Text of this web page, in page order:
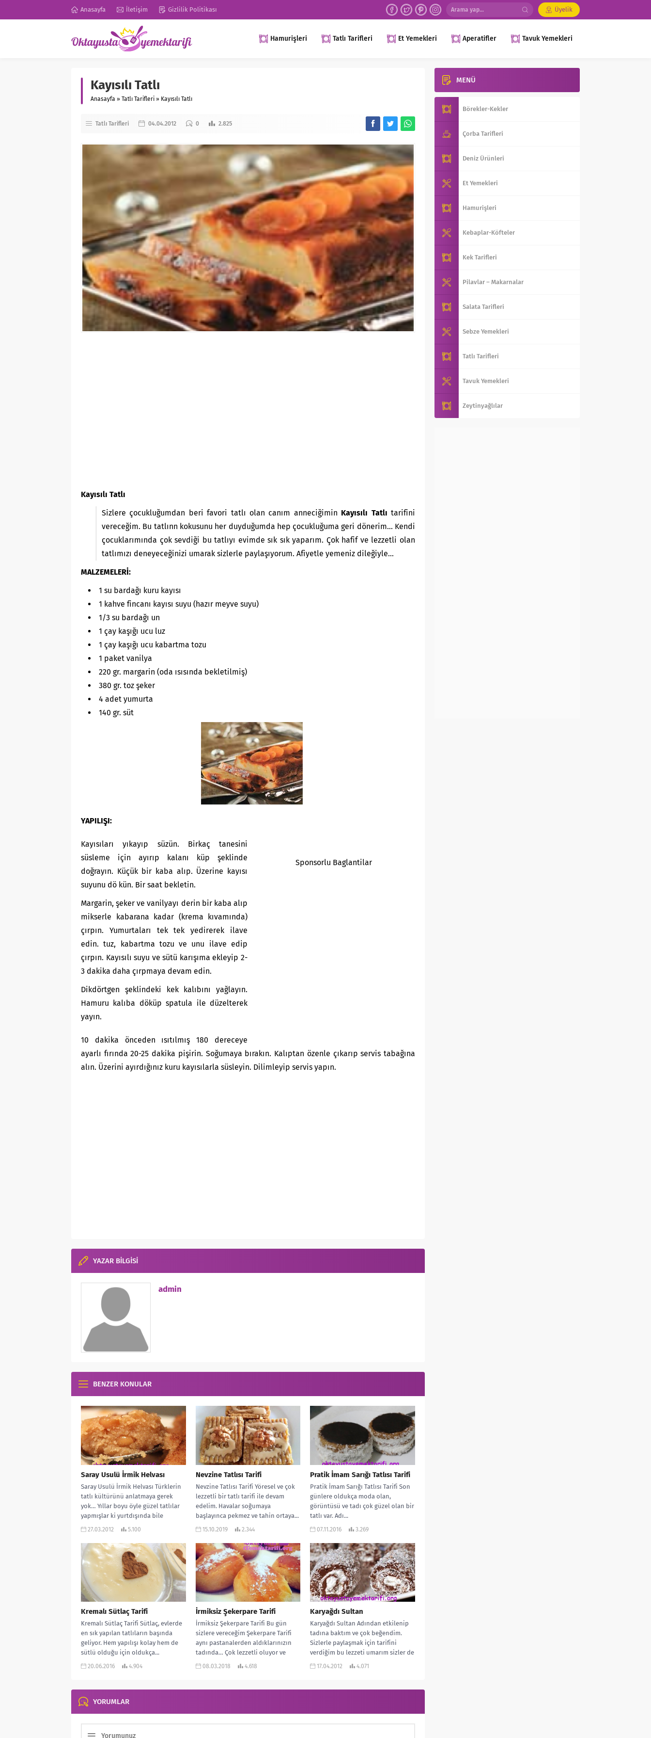
Anasayfa İletişim Gizlilik Politikası Üyelik
Hamurişleri Tatlı Tarifleri Et Yemekleri Aperatifler Tavuk Yemekleri
Kayısılı Tatlı
Anasayfa » Tatlı Tarifleri » Kayısılı Tatlı
Tatlı Tarifleri 04.04.2012 0 2.825
Kayısılı Tatlı
Sizlere çocukluğumdan beri favori tatlı olan canım anneciğimin Kayısılı Tatlı tarifini
vereceğim. Bu tatlınn kokusunu her duyduğumda hep çocukluğuma geri dönerim… Kendi
çocuklarımında çok sevdiği bu tatlıyı evimde sık sık yaparım. Çok hafif ve lezzetli olan
tatlımızı deneyeceğinizi umarak sizlerle paylaşıyorum. Afiyetle yemeniz dileğiyle…
MALZEMELERİ:
1 su bardağı kuru kayısı
1 kahve fincanı kayısı suyu (hazır meyve suyu)
1/3 su bardağı un
1 çay kaşığı ucu luz
1 çay kaşığı ucu kabartma tozu
1 paket vanilya
220 gr. margarin (oda ısısında bekletilmiş)
380 gr. toz şeker
4 adet yumurta
140 gr. süt
YAPILIŞI:
Sponsorlu Baglantilar
Kayısıları yıkayıp süzün. Birkaç tanesini
süsleme için ayırıp kalanı küp şeklinde
doğrayın. Küçük bir kaba alıp. Üzerine kayısı
suyunu dö kün. Bir saat bekletin.
Margarin, şeker ve vanilyayı derin bir kaba alıp
mikserle kabarana kadar (krema kıvamında)
çırpın. Yumurtaları tek tek yedirerek ilave
edin. tuz, kabartma tozu ve unu ilave edip
çırpın. Kayısılı suyu ve sütü karışıma ekleyip 2-
3 dakika daha çırpmaya devam edin.
Dikdörtgen şeklindeki kek kalıbını yağlayın.
Hamuru kalıba döküp spatula ile düzelterek
yayın.
10 dakika önceden ısıtılmış 180 dereceye
ayarlı fırında 20-25 dakika pişirin. Soğumaya bırakın. Kalıptan özenle çıkarıp servis tabağına
alın. Üzerini ayırdığınız kuru kayısılarla süsleyin. Dilimleyip servis yapın.
YAZAR BİLGİSİ
admin
BENZER KONULAR
Saray Usulü İrmik Helvası
Saray Usulü İrmik Helvası Türklerin
tatlı kültürünü anlatmaya gerek
yok… Yıllar boyu öyle güzel tatlılar
yapmışlar ki yurtdışında bile
konuşulmuş....
27.03.2012 5.100
Nevzine Tatlısı Tarifi
Nevzine Tatlısı Tarifi Yöresel ve çok
lezzetli bir tatlı tarifi ile devam
edelim. Havalar soğumaya
başlayınca pekmez ve tahin ortaya...
15.10.2019 2.344
Pratik İmam Sarığı Tatlısı Tarifi
Pratik İmam Sarığı Tatlısı Tarifi Son
günlere oldukça moda olan,
görüntüsü ve tadı çok güzel olan bir
tatlı var. Adı...
07.11.2016 3.269
Kremalı Sütlaç Tarifi
Kremalı Sütlaç Tarifi Sütlaç, evlerde
en sık yapılan tatlıların başında
geliyor. Hem yapılışı kolay hem de
sütlü olduğu için oldukça...
20.06.2016 4.904
İrmiksiz Şekerpare Tarifi
İrmiksiz Şekerpare Tarifi Bu gün
sizlere vereceğim Şekerpare Tarifi
aynı pastanalerden aldıklarınızın
tadında… Çok lezzetli oluyor ve
şerbetini çok güzel...
08.03.2018 4.618
Karyağdı Sultan
Karyağdı Sultan Adından etkilenip
tadına baktım ve çok beğendim.
Sizlerle paylaşmak için tarifini
verdiğim bu lezzeti umarım sizler de
beğenirsiniz....
17.04.2012 4.071
YORUMLAR
MENÜ
Börekler-Kekler
Çorba Tarifleri
Deniz Ürünleri
Et Yemekleri
Hamurişleri
Kebaplar-Köfteler
Kek Tarifleri
Pilavlar – Makarnalar
Salata Tarifleri
Sebze Yemekleri
Tatlı Tarifleri
Tavuk Yemekleri
Zeytinyağlılar